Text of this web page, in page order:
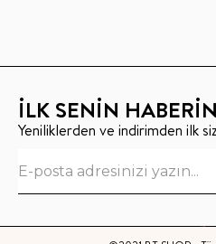
İLK SENİN
Yeniliklerden ve indirimden ilk